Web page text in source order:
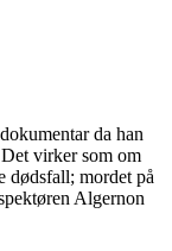
da han
virker som om
dødsfall; mordet på
Algernon